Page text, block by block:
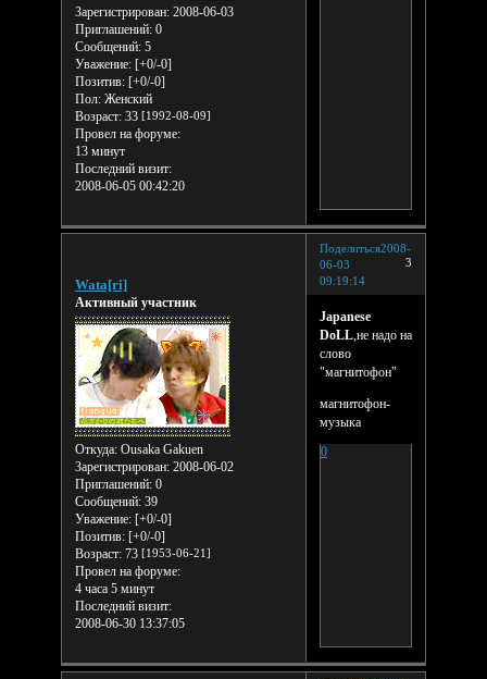
Зарегистрирован: 2008-06-03
Приглашений:0
Сообщений:5
Уважение: [+0/-0]
Позитив: [+0/-0]
Пол:Женский
Возраст:33 [1992-08-09]
Провел на форуме:
13 минут
Последний визит:
2008-06-05 00:42:20
Поделиться
3
2008-
06-03
09:19:14
Wata[ri]
Активный участник
Откуда:Ousaka Gakuen
Зарегистрирован: 2008-06-02
Приглашений:0
Сообщений:39
Уважение: [+0/-0]
Позитив: [+0/-0]
Возраст:73 [1953-06-21]
Провел на форуме:
4 часа 5 минут
Последний визит:
2008-06-30 13:37:05
Japanese
DoLL,не надо на
слово
"магнитофон"
магнитофон-
музыка
0